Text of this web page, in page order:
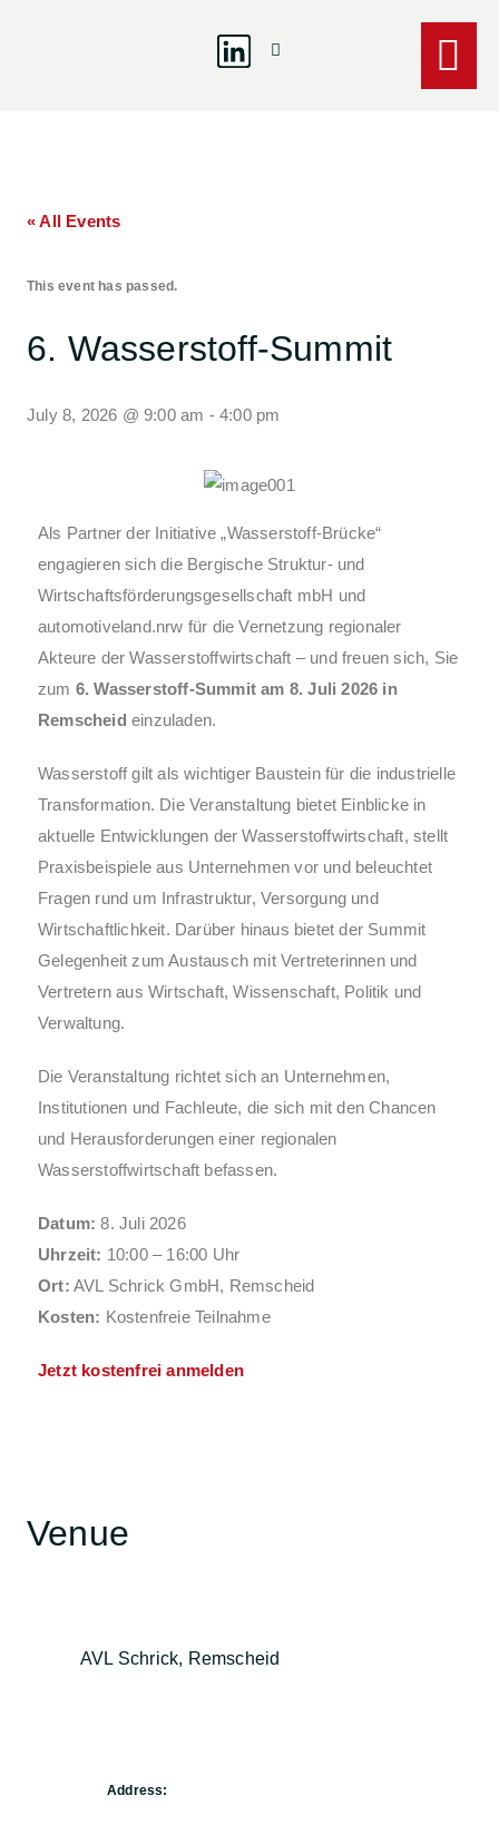
« All Events
This event has passed.
6. Wasserstoff-Summit
July 8, 2026 @9:00 am -4:00 pm
Als Partner der Initiative „Wasserstoff-Brücke“
engagieren sich die Bergische Struktur- und
Wirtschaftsförderungsgesellschaft mbH und
automotiveland.nrw für die Vernetzung regionaler
Akteure der Wasserstoffwirtschaft – und freuen sich, Sie
zum 6. Wasserstoff-Summit am 8. Juli 2026 in
Remscheid einzuladen.
Wasserstoff gilt als wichtiger Baustein für die industrielle
Transformation. Die Veranstaltung bietet Einblicke in
aktuelle Entwicklungen der Wasserstoffwirtschaft, stellt
Praxisbeispiele aus Unternehmen vor und beleuchtet
Fragen rund um Infrastruktur, Versorgung und
Wirtschaftlichkeit. Darüber hinaus bietet der Summit
Gelegenheit zum Austausch mit Vertreterinnen und
Vertretern aus Wirtschaft, Wissenschaft, Politik und
Verwaltung.
Die Veranstaltung richtet sich an Unternehmen,
Institutionen und Fachleute, die sich mit den Chancen
und Herausforderungen einer regionalen
Wasserstoffwirtschaft befassen.
Datum: 8. Juli 2026
Uhrzeit: 10:00 – 16:00 Uhr
Ort: AVL Schrick GmbH, Remscheid
Kosten: Kostenfreie Teilnahme
Jetzt kostenfrei anmelden
Venue
AVL Schrick, Remscheid
Address: